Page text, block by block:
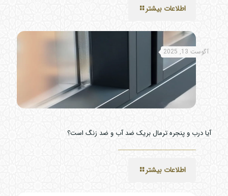
اطلاعات بیشتر
آگوست 13, 2025
آیا درب و پنجره ترمال بریک ضد آب و ضد زنگ است؟
اطلاعات بیشتر